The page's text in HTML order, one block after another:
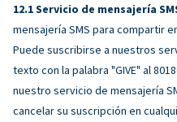
Servicio de mensajería
mensajería SMS para compartir
Puede suscribirse a nuestros
texto con la palabra "GIVE" al
nuestro servicio de mensajería
cancelar su suscripción en